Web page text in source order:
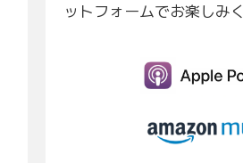
ットフォームでお楽しみ